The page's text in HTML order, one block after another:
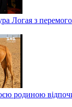
Логая з
родиною